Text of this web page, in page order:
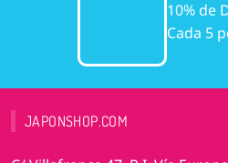
10% de
Cada 5
JAPONSHOP.COM